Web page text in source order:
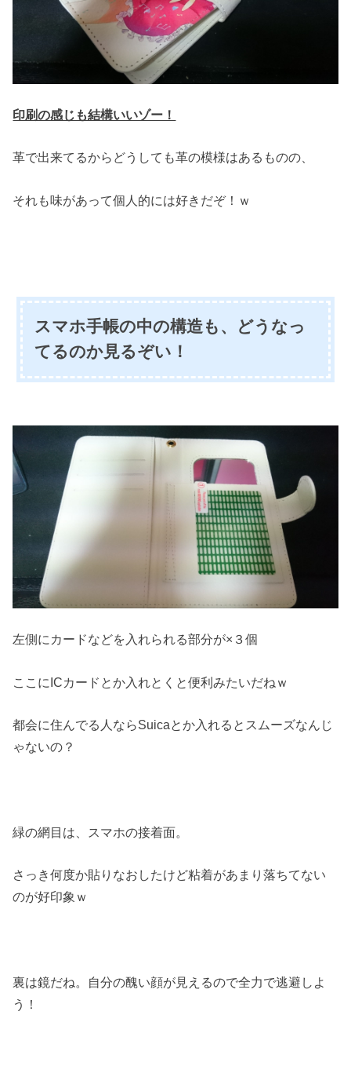
印刷の感じも結構いいゾー！
革で出来てるからどうしても革の模様はあるものの、
それも味があって個人的には好きだぞ！ｗ
スマホ手帳の中の構造も、どうなっ
てるのか見るぞい！
左側にカードなどを入れられる部分が×３個
ここにICカードとか入れとくと便利みたいだねｗ
都会に住んでる人ならSuicaとか入れるとスムーズなんじ
ゃないの？
緑の網目は、スマホの接着面。
さっき何度か貼りなおしたけど粘着があまり落ちてない
のが好印象ｗ
裏は鏡だね。自分の醜い顔が見えるので全力で逃避しよ
う！